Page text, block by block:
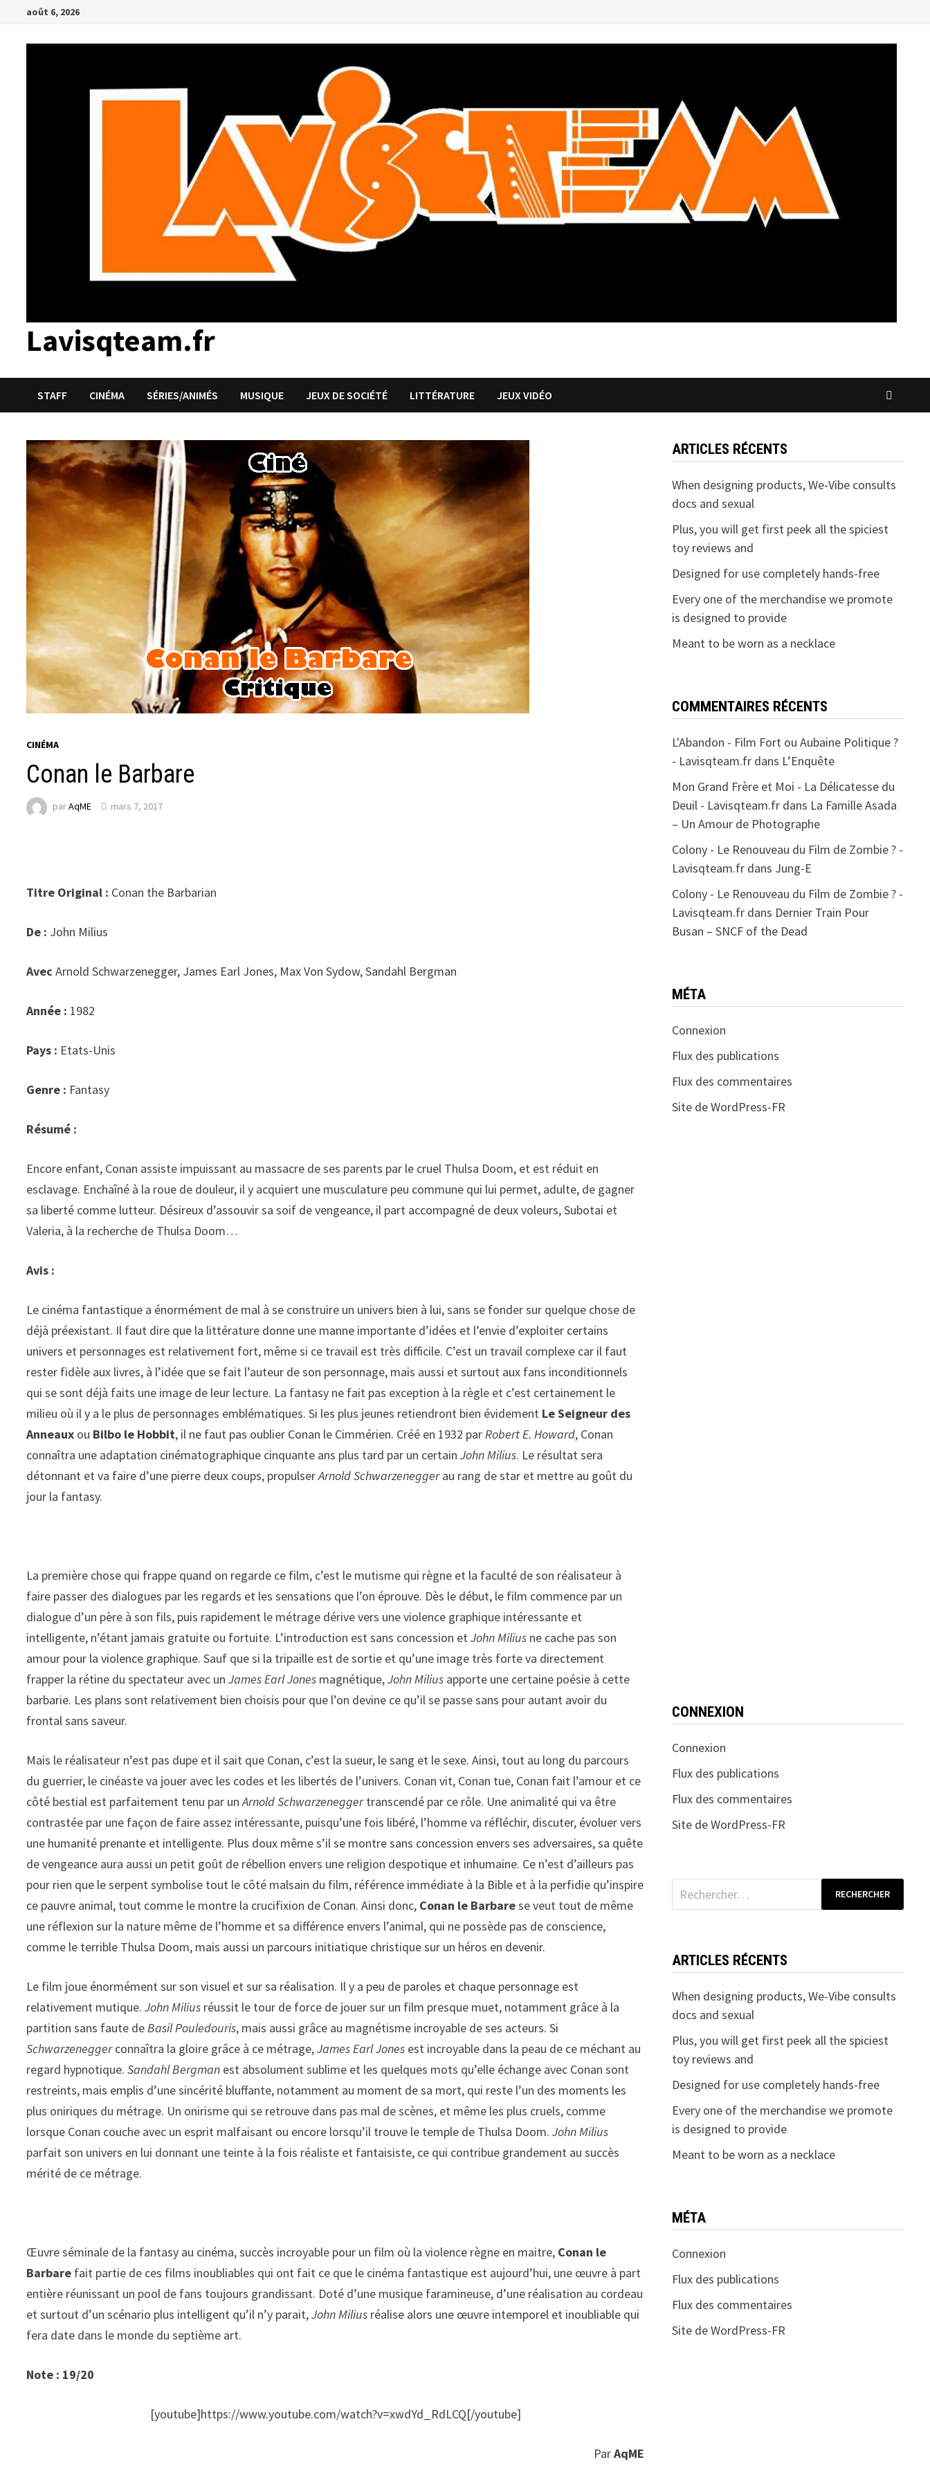
Passer
contenu
août 6, 2026
Lavisqteam.fr
STAFF CINÉMA SÉRIES/ANIMÉS MUSIQUE JEUX DE SOCIÉTÉ LITTÉRATURE JEUX VIDÉO
CINÉMA
Conan le Barbare
parAqME mars 7, 2017
Titre Original : Conan the Barbarian
De : John Milius
AvecArnold Schwarzenegger, James Earl Jones, Max Von Sydow, Sandahl Bergman
Année : 1982
Pays : Etats-Unis
Genre : Fantasy
Résumé :
Encore enfant, Conan assiste impuissant au massacre de ses parents par le cruel Thulsa Doom, et est réduit en
esclavage. Enchaîné à la roue de douleur, il y acquiert une musculature peu commune qui lui permet, adulte, de gagner
sa liberté comme lutteur. Désireux d’assouvir sa soif de vengeance, il part accompagné de deux voleurs, Subotai et
Valeria, à la recherche de Thulsa Doom…
Avis :
Le cinéma fantastique a énormément de mal à se construire un univers bien à lui, sans se fonder sur quelque chose de
déjà préexistant. Il faut dire que la littérature donne une manne importante d’idées et l’envie d’exploiter certains
univers et personnages est relativement fort, même si ce travail est très difficile. C’est un travail complexe car il faut
rester fidèle aux livres, à l’idée que se fait l’auteur de son personnage, mais aussi et surtout aux fans inconditionnels
qui se sont déjà faits une image de leur lecture. La fantasy ne fait pas exception à la règle et c’est certainement le
milieu où il y a le plus de personnages emblématiques. Si les plus jeunes retiendront bien évidement Le Seigneur des
Anneaux ou Bilbo le Hobbit, il ne faut pas oublier Conan le Cimmérien. Créé en 1932 parRobert E. Howard, Conan
connaîtra une adaptation cinématographique cinquante ans plus tard par un certainJohn Milius. Le résultat sera
détonnant et va faire d’une pierre deux coups, propulserArnold Schwarzeneggerau rang de star et mettre au goût du
jour la fantasy.
La première chose qui frappe quand on regarde ce film, c’est le mutisme qui règne et la faculté de son réalisateur à
faire passer des dialogues par les regards et les sensations que l’on éprouve. Dès le début, le film commence par un
dialogue d’un père à son fils, puis rapidement le métrage dérive vers une violence graphique intéressante et
intelligente, n’étant jamais gratuite ou fortuite. L’introduction est sans concession etJohn Milius ne cache pas son
amour pour la violence graphique. Sauf que si la tripaille est de sortie et qu’une image très forte va directement
frapper la rétine du spectateur avec unJames Earl Jones magnétique,John Milius apporte une certaine poésie à cette
barbarie. Les plans sont relativement bien choisis pour que l’on devine ce qu’il se passe sans pour autant avoir du
frontal sans saveur.
Mais le réalisateur n’est pas dupe et il sait que Conan, c’est la sueur, le sang et le sexe. Ainsi, tout au long du parcours
du guerrier, le cinéaste va jouer avec les codes et les libertés de l’univers. Conan vit, Conan tue, Conan fait l’amour et ce
côté bestial est parfaitement tenu par unArnold Schwarzeneggertranscendé par ce rôle. Une animalité qui va être
contrastée par une façon de faire assez intéressante, puisqu’une fois libéré, l’homme va réfléchir, discuter, évoluer vers
une humanité prenante et intelligente. Plus doux même s’il se montre sans concession envers ses adversaires, sa quête
de vengeance aura aussi un petit goût de rébellion envers une religion despotique et inhumaine. Ce n’est d’ailleurs pas
pour rien que le serpent symbolise tout le côté malsain du film, référence immédiate à la Bible et à la perfidie qu’inspire
ce pauvre animal, tout comme le montre la crucifixion de Conan. Ainsi donc, Conan le Barbarese veut tout de même
une réflexion sur la nature même de l’homme et sa différence envers l’animal, qui ne possède pas de conscience,
comme le terrible Thulsa Doom, mais aussi un parcours initiatique christique sur un héros en devenir.
Le film joue énormément sur son visuel et sur sa réalisation. Il y a peu de paroles et chaque personnage est
relativement mutique.John Milius réussit le tour de force de jouer sur un film presque muet, notamment grâce à la
partition sans faute deBasil Pouledouris, mais aussi grâce au magnétisme incroyable de ses acteurs. Si
Schwarzeneggerconnaîtra la gloire grâce à ce métrage,James Earl Jones est incroyable dans la peau de ce méchant au
regard hypnotique.Sandahl Bergman est absolument sublime et les quelques mots qu’elle échange avec Conan sont
restreints, mais emplis d’une sincérité bluffante, notamment au moment de sa mort, qui reste l’un des moments les
plus oniriques du métrage. Un onirisme qui se retrouve dans pas mal de scènes, et même les plus cruels, comme
lorsque Conan couche avec un esprit malfaisant ou encore lorsqu’il trouve le temple de Thulsa Doom.John Milius
parfait son univers en lui donnant une teinte à la fois réaliste et fantaisiste, ce qui contribue grandement au succès
mérité de ce métrage.
Œuvre séminale de la fantasy au cinéma, succès incroyable pour un film où la violence règne en maitre, Conan le
Barbare fait partie de ces films inoubliables qui ont fait ce que le cinéma fantastique est aujourd’hui, une œuvre à part
entière réunissant un pool de fans toujours grandissant. Doté d’une musique faramineuse, d’une réalisation au cordeau
et surtout d’un scénario plus intelligent qu’il n’y parait,John Milius réalise alors une œuvre intemporel et inoubliable qui
fera date dans le monde du septième art.
Note : 19/20
[youtube]https://www.youtube.com/watch?v=xwdYd_RdLCQ[/youtube]
ParAqME
ARTICLES RÉCENTS
When designing products, We-Vibe consults
docs and sexual
Plus, you will get first peek all the spiciest
toy reviews and
Designed for use completely hands-free
Every one of the merchandise we promote
is designed to provide
Meant to be worn as a necklace
COMMENTAIRES RÉCENTS
L'Abandon - Film Fort ou Aubaine Politique ?
- Lavisqteam.frdans L’Enquête
Mon Grand Frère et Moi - La Délicatesse du
Deuil - Lavisqteam.frdans La Famille Asada
– Un Amour de Photographe
Colony - Le Renouveau du Film de Zombie ? -
Lavisqteam.frdans Jung-E
Colony - Le Renouveau du Film de Zombie ? -
Lavisqteam.frdans Dernier Train Pour
Busan – SNCF of the Dead
MÉTA
Connexion
Flux des publications
Flux des commentaires
Site de WordPress-FR
CONNEXION
Connexion
Flux des publications
Flux des commentaires
Site de WordPress-FR
Rechercher :
ARTICLES RÉCENTS
When designing products, We-Vibe consults
docs and sexual
Plus, you will get first peek all the spiciest
toy reviews and
Designed for use completely hands-free
Every one of the merchandise we promote
is designed to provide
Meant to be worn as a necklace
MÉTA
Connexion
Flux des publications
Flux des commentaires
Site de WordPress-FR